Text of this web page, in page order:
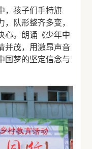
孩子们手持旗
队形整齐多变，
心。朗诵《少年中
并茂，用激昂声音
国梦的坚定信念与